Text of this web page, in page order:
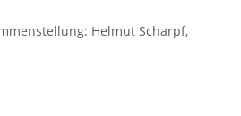
Helmut Scharpf,